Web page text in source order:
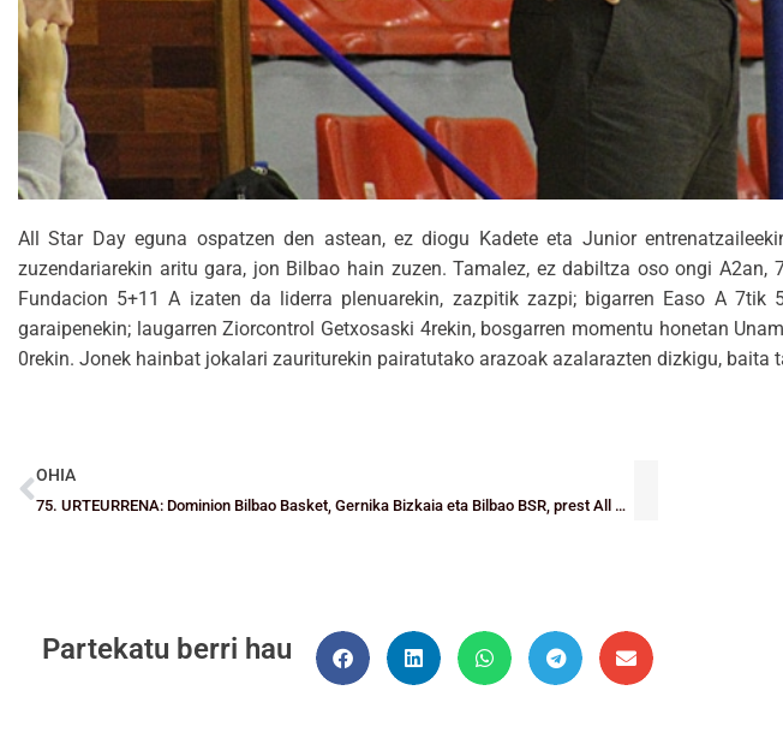
All Star Day eguna ospatzen den astean, ez diogu Kadete eta Junior
zuzendariarekin aritu gara, jon Bilbao hain zuzen. Tamalez, ez dabiltza oso ongi
Fundacion 5+11 A izaten da liderra plenuarekin, zazpitik zazpi; bigarren Easo A
garaipenekin; laugarren Ziorcontrol Getxosaski 4rekin, bosgarren momentu honetan
0rekin. Jonek hainbat jokalari zauriturekin pairatutako arazoak azalarazten dizkigu, baita
OHIA
75. URTEURRENA: Dominion Bilbao Basket, Gernika Bizkaia eta Bilbao BSR, prest All Star Day-rako
Partekatu berri hau